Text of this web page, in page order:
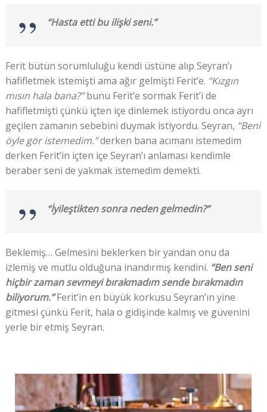
“Hasta etti bu ilişki seni.”
Ferit bütün sorumluluğu kendi üstüne alıp Seyran’ı
hafifletmek istemişti ama ağır gelmişti Ferit’e. “Kızgın
mısın hala bana?”bunu Ferit’e sormak Ferit’i de
hafifletmişti çünkü içten içe dinlemek istiyordu onca ayrı
geçilen zamanın sebebini duymak istiyordu. Seyran, “Beni
öyle gör istemedim.”derken bana acımanı istemedim
derken Ferit’in içten içe Seyran’ı anlaması kendimle
beraber seni de yakmak istemedim demekti.
“İyileştikten sonra neden gelmedin?”
Beklemiş… Gelmesini beklerken bir yandan onu da
izlemiş ve mutlu olduğuna inandırmış kendini. “Ben seni
hiçbir zaman sevmeyi bırakmadım sende bırakmadın
biliyorum.”Ferit’in en büyük korkusu Seyran’ın yine
gitmesi çünkü Ferit, hala o gidişinde kalmış ve güvenini
yerle bir etmiş Seyran.